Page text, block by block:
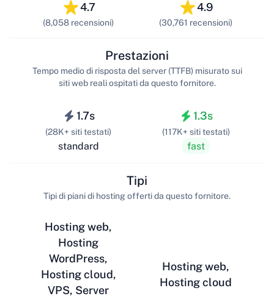
4.7
(8,058 recensioni)
4.9
(30,761 recensioni)
1.7s
(28K+ siti testati)
standard
Prestazioni
Tempo medio di risposta del server (TTFB) misurato sui
siti web reali ospitati da questo fornitore.
1.3s
(117K+ siti testati)
fast
Hosting web,
Hosting
WordPress,
Hosting cloud,
VPS, Server
Tipi
Tipi di piani di hosting offerti da questo fornitore.
Hosting web,
Hosting cloud